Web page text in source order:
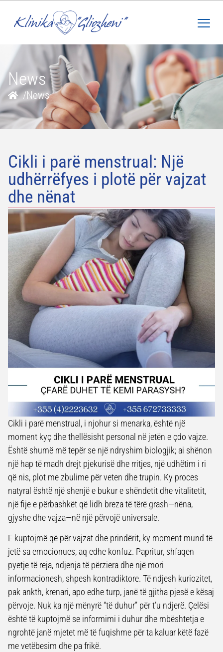
News
/News
Cikli i parë menstrual: Një
udhërrëfyes i plotë për vajzat
dhe nënat
Cikli i parë menstrual, i njohur si menarka, është një
moment kyç dhe thellësisht personal në jetën e çdo vajze.
Është shumë më tepër se një ndryshim biologjik; ai shënon
një hap të madh drejt pjekurisë dhe rritjes, një udhëtim i ri
që nis, plot me zbulime për veten dhe trupin. Ky proces
natyral është një shenjë e bukur e shëndetit dhe vitalitetit,
një fije e përbashkët që lidh breza të tërë grash—nëna,
gjyshe dhe vajza—në një përvojë universale.
E kuptojmë që për vajzat dhe prindërit, ky moment mund të
jetë sa emocionues, aq edhe konfuz. Papritur, shfaqen
pyetje të reja, ndjenja të përziera dhe një mori
informacionesh, shpesh kontradiktore. Të ndjesh kuriozitet,
pak ankth, krenari, apo edhe turp, janë të gjitha pjesë e kësaj
përvoje. Nuk ka një mënyrë “të duhur” për t’u ndjerë. Çelësi
është të kuptojmë se informimi i duhur dhe mbështetja e
ngrohtë janë mjetet më të fuqishme për ta kaluar këtë fazë
me vetëbesim dhe pa frikë.